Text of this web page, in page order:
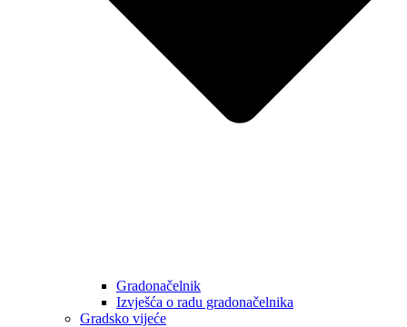
Gradonačelnik
Izvješća o radu gradonačelnika
Gradsko vijeće